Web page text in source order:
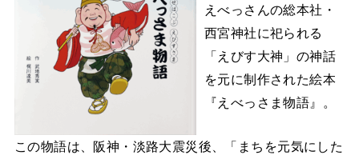
えべっさんの総本社・
西宮神社に祀られる
「えびす大神」の神話
を元に制作された絵本
『えべっさま物語』。
この物語は、阪神・淡路大震災後、「まちを元気にした